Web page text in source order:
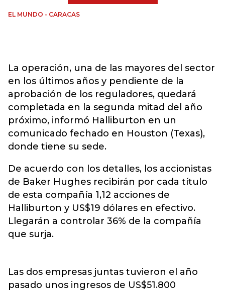
EL MUNDO - CARACAS
La operación, una de las mayores del sector
en los últimos años y pendiente de la
aprobación de los reguladores, quedará
completada en la segunda mitad del año
próximo, informó Halliburton en un
comunicado fechado en Houston (Texas),
donde tiene su sede.
De acuerdo con los detalles, los accionistas
de Baker Hughes recibirán por cada título
de esta compañía 1,12 acciones de
Halliburton y US$19 dólares en efectivo.
Llegarán a controlar 36% de la compañía
que surja.
Las dos empresas juntas tuvieron el año
pasado unos ingresos de US$51.800